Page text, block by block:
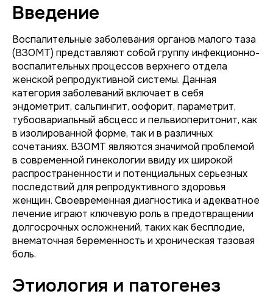
Введение
Воспалительные заболевания органов малого таза
(ВЗОМТ) представляют собой группу инфекционно-
воспалительных процессов верхнего отдела
женской репродуктивной системы. Данная
категория заболеваний включает в себя
эндометрит, сальпингит, оофорит, параметрит,
тубоовариальный абсцесс и пельвиоперитонит, как
в изолированной форме, так и в различных
сочетаниях. ВЗОМТ являются значимой проблемой
в современной гинекологии ввиду их широкой
распространенности и потенциальных серьезных
последствий для репродуктивного здоровья
женщин. Своевременная диагностика и адекватное
лечение играют ключевую роль в предотвращении
долгосрочных осложнений, таких как бесплодие,
внематочная беременность и хроническая тазовая
боль.
Этиология и патогенез